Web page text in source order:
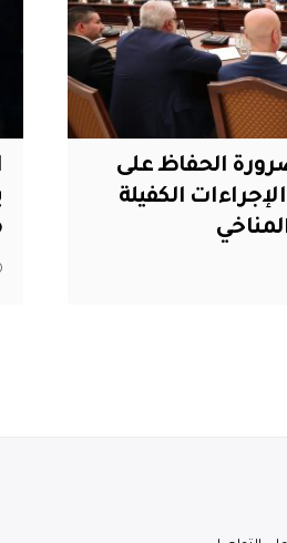
الحفاظ على
الكفيلة